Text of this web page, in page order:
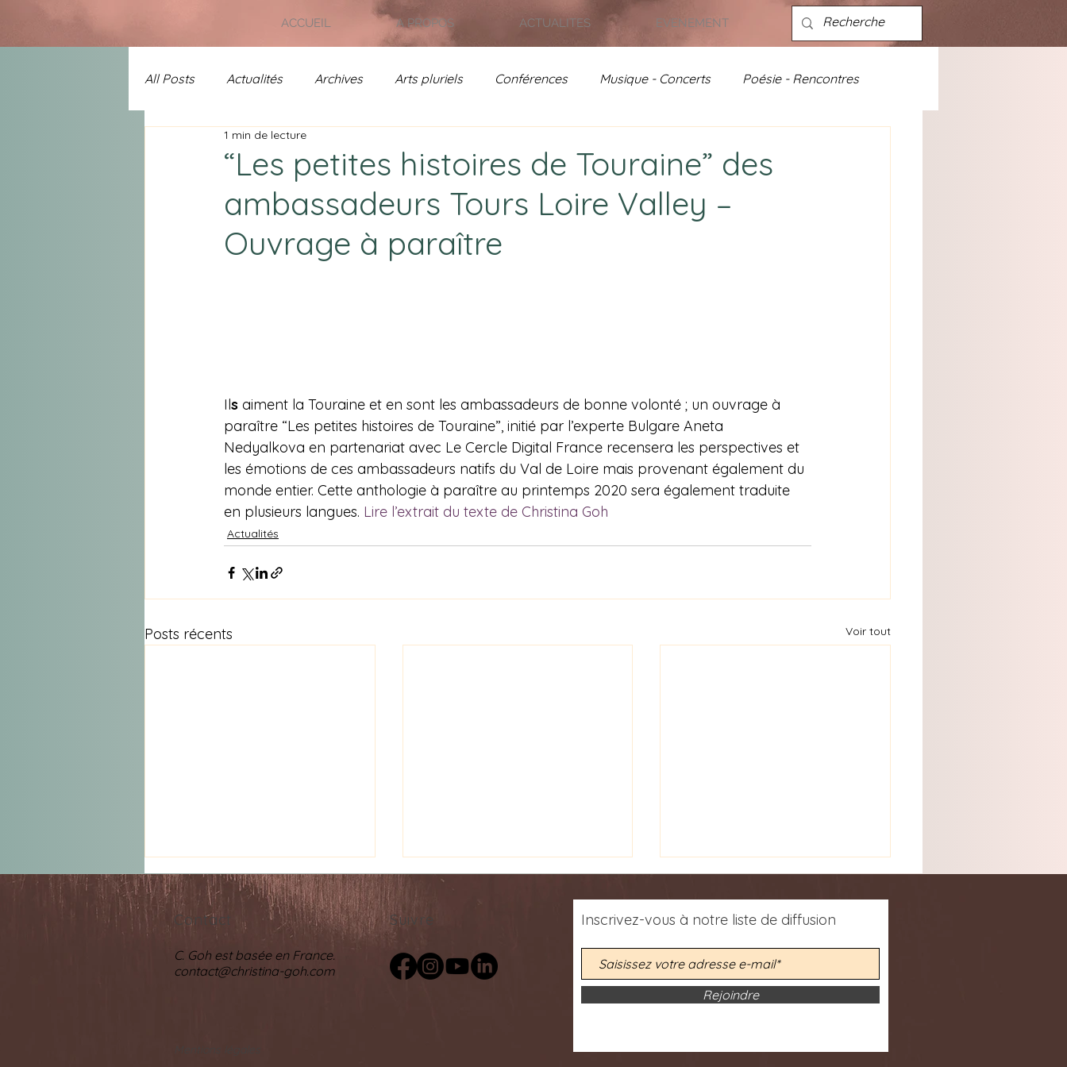
ACCUEIL A PROPOS ACTUALITES EVENEMENT
All Posts Actualités Archives Arts pluriels Conférences Musique - Concerts Poésie - Rencontres
Uncategorized Prix Chanson - Jardin de France
A l'affiche Spécial 25 ans - Archives
“Les petites histoires de Touraine” des
ambassadeurs Tours Loire Valley –
Ouvrage à paraître
1 min de lecture
Ils aiment la Touraine et en sont les ambassadeurs de bonne volonté ; un ouvrage à
paraître “Les petites histoires de Touraine”, initié par l’experte Bulgare Aneta
Nedyalkova en partenariat avec Le Cercle Digital France recensera les perspectives et
les émotions de ces ambassadeurs natifs du Val de Loire mais provenant également du
monde entier. Cette anthologie à paraître au printemps 2020 sera également traduite
en plusieurs langues. Lire l’extrait du texte de Christina Goh
Actualités
Posts récents Voir tout
Banywesize dans la revue
G – Prix Christina Goh) des
Contact
C. Goh est basée en France.
contact@christina-goh.com
Suivre Inscrivez-vous à notre liste de diffusion
Rejoindre